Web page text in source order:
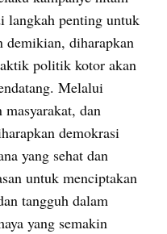
langkah penting untuk
demikian, diharapkan
politik kotor akan
Melalui
dan
demokrasi
yang sehat dan
untuk menciptakan
tangguh dalam
yang semakin